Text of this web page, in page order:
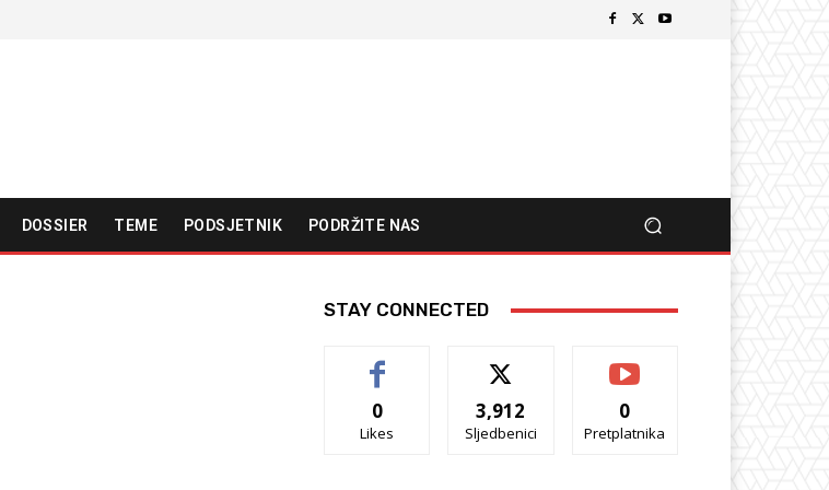
DOSSIER TEME PODSJETNIK PODRŽITE NAS
STAY CONNECTED
0
Likes
3,912
Sljedbenici
0
Pretplatnika